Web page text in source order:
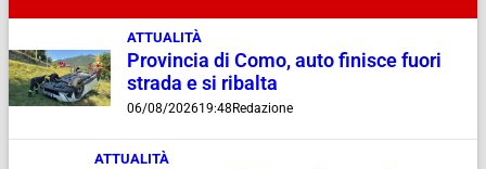
ATTUALITÀ
Provincia di Como, auto finisce fuori
strada e si ribalta
06/08/202619:48Redazione
ATTUALITÀ